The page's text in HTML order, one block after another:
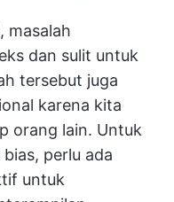
masalah
dan sulit untuk
tersebut juga
karena kita
orang lain. Untuk
perlu ada
untuk